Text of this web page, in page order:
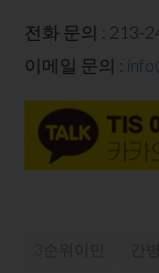
전화 문의 : 213-
이메일 문의 :